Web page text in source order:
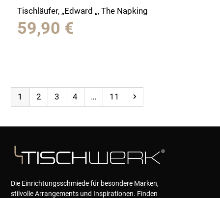
Tischläufer, „Edward „, The Napking
59,90 €
Page
1 Page
2 Page
3 Page
4 … Page
11
Die Einrichtungsschmiede für besondere Marken,
stilvolle Arrangements und Inspirationen. Finden